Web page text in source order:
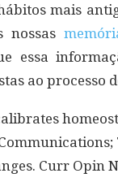
mais
nossas
essa
ao processo
Curr Opin